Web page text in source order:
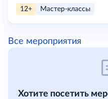
12+ Мастер-классы
Все мероприятия
Хотите посетить